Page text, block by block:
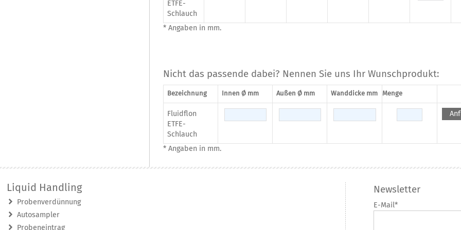
ETFE-
Schlauch
* Angaben in mm.
Nicht das passende dabei? Nennen Sie uns Ihr Wunschprodukt:
Bezeichnung Innen Ø mm Außen Ø mm Wanddicke mm Menge
Fluidflon
ETFE-
Schlauch
* Angaben in mm.
Liquid Handling
Probenverdünnung
Autosampler
Probeneintrag
Newsletter
E-Mail*